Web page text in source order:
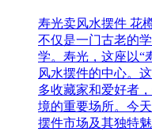
寿光卖风水摆件 花
不仅是一门古老的
学。寿光，这座以“
风水摆件的中心。
多收藏家和爱好者
境的重要场所。今
摆件市场及其独特